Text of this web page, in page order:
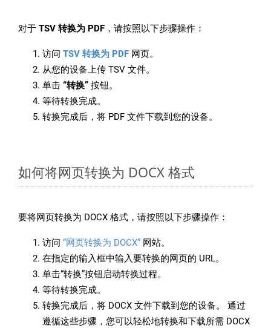
对于 TSV 转换为 PDF ，请按照以下步骤操作：
访问 TSV 转换为 PDF 网页。
从您的设备上传 TSV 文件。
单击 “转换” 按钮。
等待转换完成。
转换完成后，将 PDF 文件下载到您的设备。
如何将网页转换为 DOCX 格式
要将网页转换为 DOCX 格式，请按照以下步骤操作：
访问 “网页转换为 DOCX” 网站。
在指定的输入框中输入要转换的网页的 URL。
单击“转换”按钮启动转换过程。
等待转换完成。
转换完成后，将 DOCX 文件下载到您的设备。 通过
遵循这些步骤，您可以轻松地转换和下载所需 DOCX